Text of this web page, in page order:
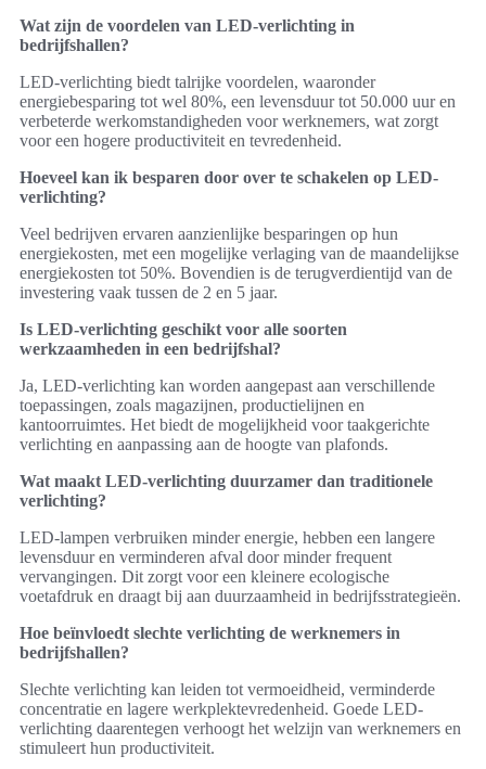
Wat zijn de voordelen van LED-verlichting in
bedrijfshallen?
LED-verlichting biedt talrijke voordelen, waaronder
energiebesparing tot wel 80%, een levensduur tot 50.000 uur en
verbeterde werkomstandigheden voor werknemers, wat zorgt
voor een hogere productiviteit en tevredenheid.
Hoeveel kan ik besparen door over te schakelen op LED-
verlichting?
Veel bedrijven ervaren aanzienlijke besparingen op hun
energiekosten, met een mogelijke verlaging van de maandelijkse
energiekosten tot 50%. Bovendien is de terugverdientijd van de
investering vaak tussen de 2 en 5 jaar.
Is LED-verlichting geschikt voor alle soorten
werkzaamheden in een bedrijfshal?
Ja, LED-verlichting kan worden aangepast aan verschillende
toepassingen, zoals magazijnen, productielijnen en
kantoorruimtes. Het biedt de mogelijkheid voor taakgerichte
verlichting en aanpassing aan de hoogte van plafonds.
Wat maakt LED-verlichting duurzamer dan traditionele
verlichting?
LED-lampen verbruiken minder energie, hebben een langere
levensduur en verminderen afval door minder frequent
vervangingen. Dit zorgt voor een kleinere ecologische
voetafdruk en draagt bij aan duurzaamheid in bedrijfsstrategieën.
Hoe beïnvloedt slechte verlichting de werknemers in
bedrijfshallen?
Slechte verlichting kan leiden tot vermoeidheid, verminderde
concentratie en lagere werkplektevredenheid. Goede LED-
verlichting daarentegen verhoogt het welzijn van werknemers en
stimuleert hun productiviteit.